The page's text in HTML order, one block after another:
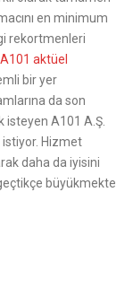
en minimum
rekortmenleri
A101 aktüel
bir yer
da son
A101 A.Ş.
istiyor. Hizmet
daha da iyisini
büyükmekte